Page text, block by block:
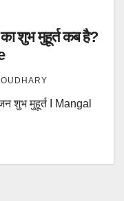
शुभ मुहूर्त कब है?
शुभ मुहूर्त I Mangal